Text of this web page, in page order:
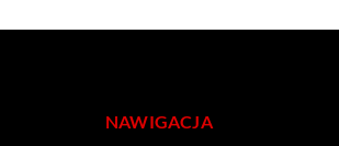
NAWIGACJA